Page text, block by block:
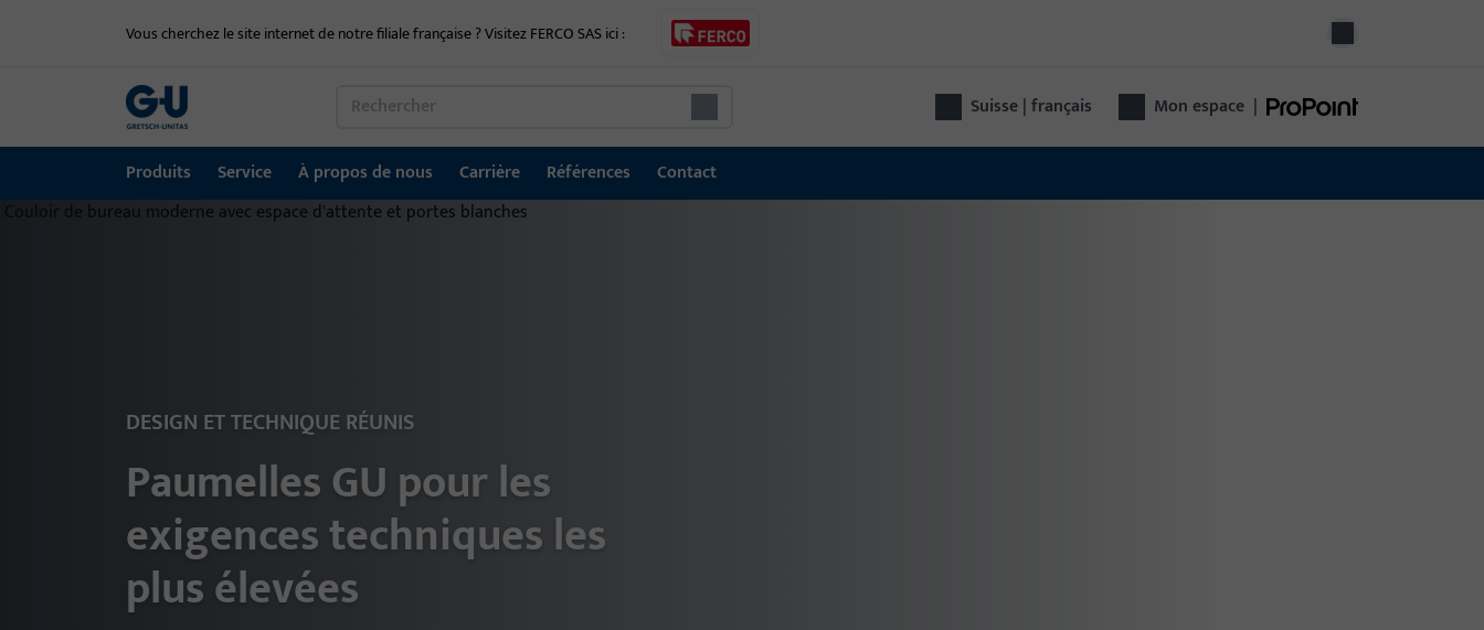
Vous cherchez le site internet de notre filiale française ? Visitez FERCO SAS ici :
Suisse | français Mon espace |
Produits
Matériel de montage
Ferrures de porte
Service À propos de nous Carrière Références Contact
DESIGN ET TECHNIQUE RÉUNIS
Paumelles GU pour les
exigences techniques les
plus élevées